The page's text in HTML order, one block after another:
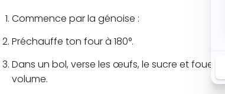
Commence par la génoise :
Préchauffe ton four à 180°.
Dans un bol, verse les œufs, le sucre et
volume.